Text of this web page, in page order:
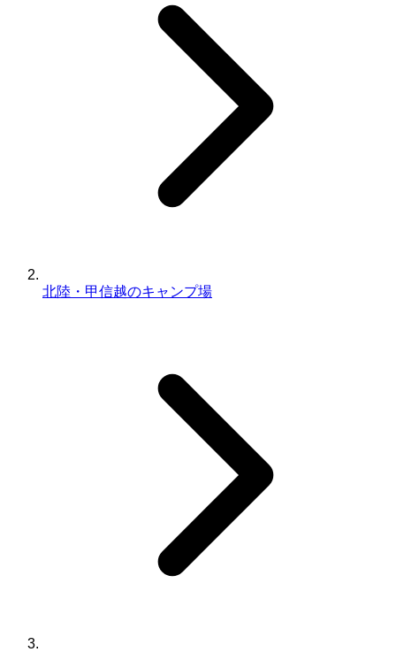
北陸・甲信越のキャンプ場